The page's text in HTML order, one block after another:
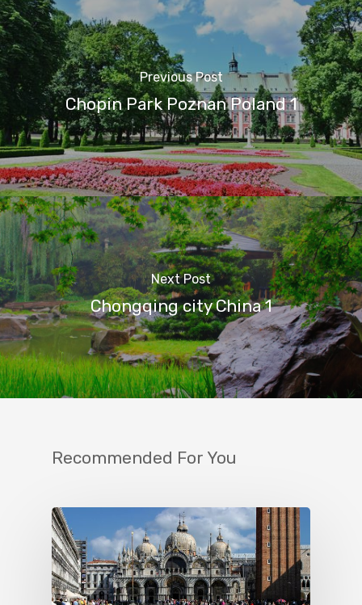
Previous Post
Chopin Park Poznan Poland 1
Next Post
Chongqing city China 1
Recommended For You